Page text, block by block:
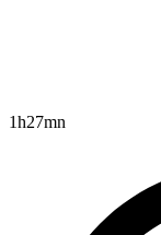
1h27mn